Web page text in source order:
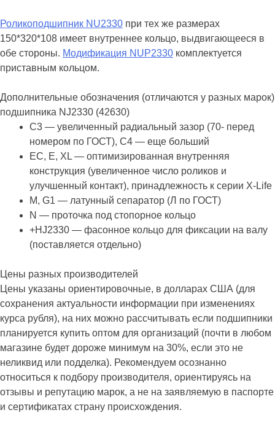
Роликоподшипник NU2330 при тех же размерах
150*320*108 имеет внутреннее кольцо, выдвигающееся в
обе стороны. Модификация NUP2330 комплектуется
приставным кольцом.
Дополнительные обозначения (отличаются у разных марок)
подшипника NJ2330 (42630)
С3 — увеличенный радиальный зазор (70- перед
номером по ГОСТ), C4 — еще больший
EC, E, XL — оптимизированная внутренняя
конструкция (увеличенное число роликов и
улучшенный контакт), принадлежность к серии X-Life
М, G1 — латунный сепаратор (Л по ГОСТ)
N — проточка под стопорное кольцо
+HJ2330 — фасонное кольцо для фиксации на валу
(поставляется отдельно)
Цены разных производителей
Цены указаны ориентировочные, в долларах США (для
сохранения актуальности информации при изменениях
курса рубля), на них можно рассчитывать если подшипники
планируется купить оптом для организаций (почти в любом
магазине будет дороже минимум на 30%, если это не
неликвид или подделка). Рекомендуем осознанно
относиться к подбору производителя, ориентируясь на
отзывы и репутацию марок, а не на заявляемую в паспорте
и сертификатах страну происхождения.